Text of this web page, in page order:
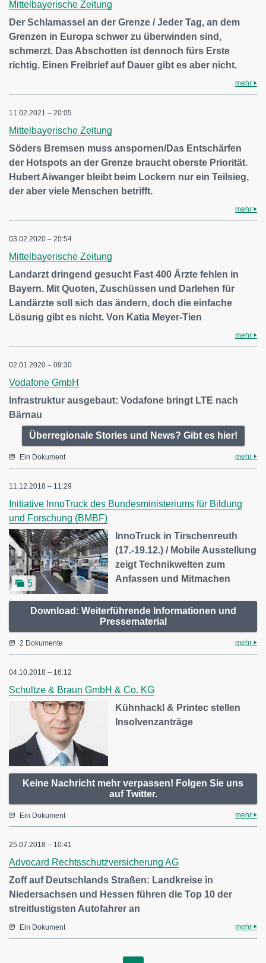
Mittelbayerische Zeitung
Der Schlamassel an der Grenze / Jeder Tag, an dem
Grenzen in Europa schwer zu überwinden sind,
schmerzt. Das Abschotten ist dennoch fürs Erste
richtig. Einen Freibrief auf Dauer gibt es aber nicht.
mehr
11.02.2021 – 20:05
Mittelbayerische Zeitung
Söders Bremsen muss anspornen/Das Entschärfen
der Hotspots an der Grenze braucht oberste Priorität.
Hubert Aiwanger bleibt beim Lockern nur ein Teilsieg,
der aber viele Menschen betrifft.
mehr
03.02.2020 – 20:54
Mittelbayerische Zeitung
Landarzt dringend gesucht Fast 400 Ärzte fehlen in
Bayern. Mit Quoten, Zuschüssen und Darlehen für
Landärzte soll sich das ändern, doch die einfache
Lösung gibt es nicht. Von Katia Meyer-Tien
mehr
02.01.2020 – 09:30
Vodafone GmbH
Infrastruktur ausgebaut: Vodafone bringt LTE nach
Bärnau
Überregionale Stories und News? Gibt es hier!
Ein Dokument mehr
11.12.2018 – 11:29
Initiative InnoTruck des Bundesministeriums für Bildung
und Forschung (BMBF)
5
InnoTruck in Tirschenreuth
(17.-19.12.) / Mobile Ausstellung
zeigt Technikwelten zum
Anfassen und Mitmachen
Download: Weiterführende Informationen und
Pressematerial
2 Dokumente mehr
04.10.2018 – 16:12
Schultze & Braun GmbH & Co. KG
Kühnhackl & Printec stellen
Insolvenzanträge
Keine Nachricht mehr verpassen! Folgen Sie uns
auf Twitter.
Ein Dokument mehr
25.07.2018 – 10:41
Advocard Rechtsschutzversicherung AG
Zoff auf Deutschlands Straßen: Landkreise in
Niedersachsen und Hessen führen die Top 10 der
streitlustigsten Autofahrer an
Ein Dokument mehr